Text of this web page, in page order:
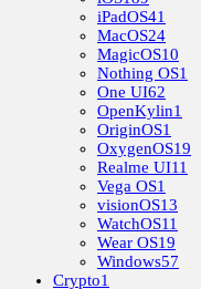
iPadOS41
MacOS24
MagicOS10
Nothing OS1
One UI62
OpenKylin1
OriginOS1
OxygenOS19
Realme UI11
Vega OS1
visionOS13
WatchOS11
Wear OS19
Windows57
Crypto1